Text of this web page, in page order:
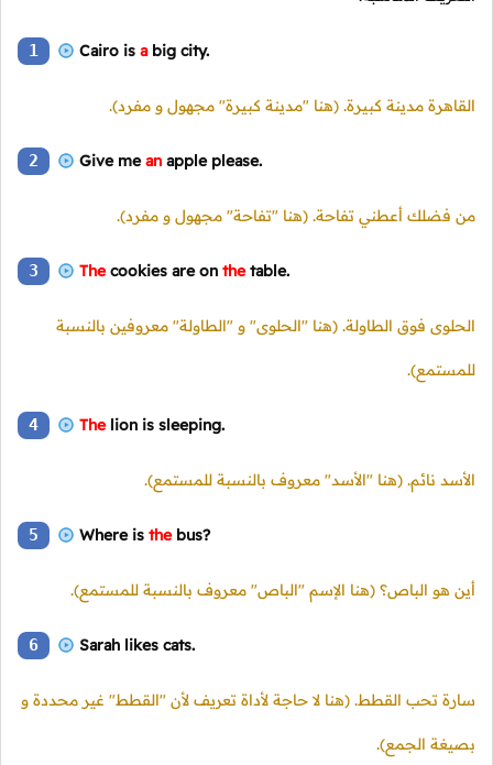
1 Cairo is abig city.
القاهرة مدينة كبيرة. (هنا "مدينة كبيرة" مجهول و مفرد).
2 Give mean apple please.
من فضلك أعطني تفاحة. (هنا "تفاحة" مجهول و مفرد).
3 Thecookies are on thetable.
الحلوى فوق الطاولة. (هنا "الحلوى" و "الطاولة" معروفين بالنسبة
للمستمع).
4 Thelion is sleeping.
الأسد نائم. (هنا "الأسد" معروف بالنسبة للمستمع).
5 Where is thebus?
أين هو الباص؟ (هنا الإسم "الباص" معروف بالنسبة للمستمع).
6 Sarah likes cats.
سارة تحب القطط. (هنا لا حاجة لأداة تعريف لأن "القطط" غير محددة و
بصيغة الجمع).